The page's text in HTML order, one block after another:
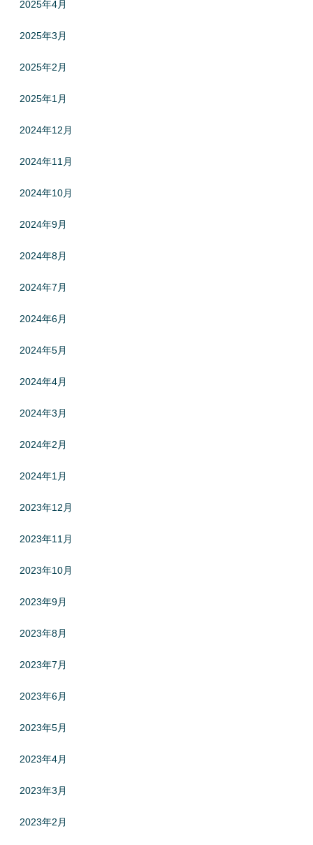
2025年4月
2025年3月
2025年2月
2025年1月
2024年12月
2024年11月
2024年10月
2024年9月
2024年8月
2024年7月
2024年6月
2024年5月
2024年4月
2024年3月
2024年2月
2024年1月
2023年12月
2023年11月
2023年10月
2023年9月
2023年8月
2023年7月
2023年6月
2023年5月
2023年4月
2023年3月
2023年2月